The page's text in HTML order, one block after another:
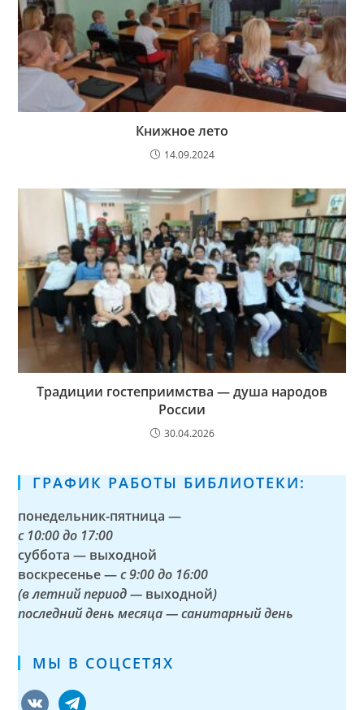
Книжное лето
14.09.2024
Традиции гостеприимства — душа народов
России
30.04.2026
ГРАФИК РАБОТЫ БИБЛИОТЕКИ:
понедельник-пятница —
с 10:00 до 17:00
суббота — выходной
воскресенье —с 9:00 до 16:00
(в летний период — выходной)
последний день месяца — санитарный день
МЫ В СОЦСЕТЯХ
vkontaktetelegram